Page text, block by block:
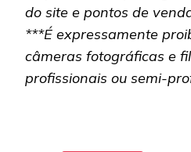
do site e pontos de
***É expressamente
câmeras fotográficas e
profissionais ou semi-